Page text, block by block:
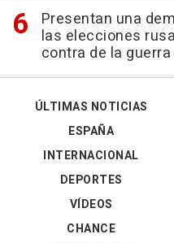
Presentan una
las elecciones
contra de la
ÚLTIMAS NOTICIAS
ESPAÑA
INTERNACIONAL
DEPORTES
VÍDEOS
CHANCE